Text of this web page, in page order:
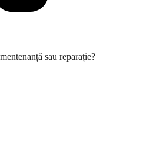
sau reparație?